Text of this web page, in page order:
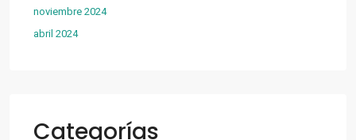
noviembre 2024
abril 2024
Categorías